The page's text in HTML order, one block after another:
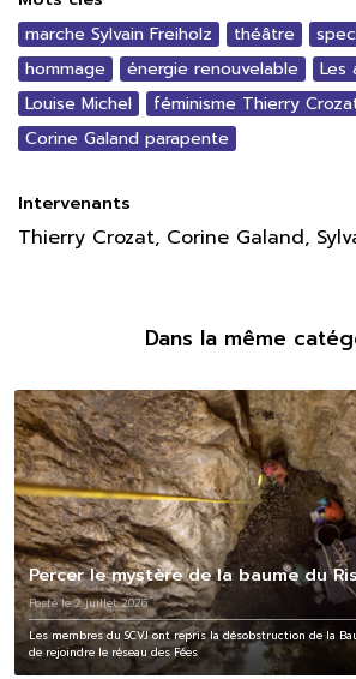
marche Sylvain Freiholz théâtre
hommage
énergie renouvelable
Les
Louise Michel
féminisme Thierry
Corine Galand parapente
Intervenants
Thierry Crozat, Corine Galand,
Dans la même
Percer le mystère de la baume du
Posté le 2 juillet 2026
Les membres du SCVJ ont repris la désobstruction de la
de rejoindre le réseau des Fées